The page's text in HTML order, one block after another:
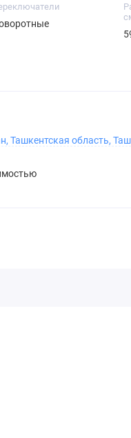
Ташкентская область,